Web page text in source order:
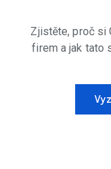
Zjistěte, proč si
firem a jak tato